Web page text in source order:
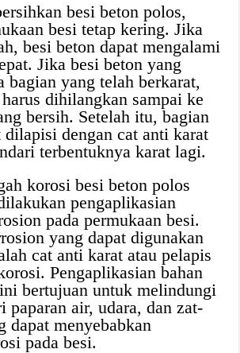
besi beton polos,
besi tetap kering. Jika
besi beton dapat mengalami
Jika besi beton yang
bagian yang telah berkarat,
dihilangkan sampai ke
bersih. Setelah itu, bagian
dilapisi dengan cat anti karat
terbentuknya karat lagi.
korosi besi beton polos
pengaplikasian
pada permukaan besi.
yang dapat digunakan
cat anti karat atau pelapis
Pengaplikasian bahan
bertujuan untuk melindungi
paparan air, udara, dan zat-
dapat menyebabkan
pada besi.